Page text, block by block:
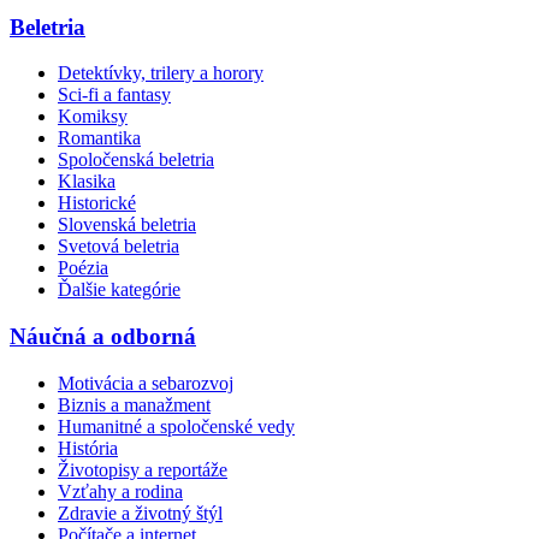
Beletria
Detektívky, trilery a horory
Sci-fi a fantasy
Komiksy
Romantika
Spoločenská beletria
Klasika
Historické
Slovenská beletria
Svetová beletria
Poézia
Ďalšie kategórie
Náučná a odborná
Motivácia a sebarozvoj
Biznis a manažment
Humanitné a spoločenské vedy
História
Životopisy a reportáže
Vzťahy a rodina
Zdravie a životný štýl
Počítače a internet